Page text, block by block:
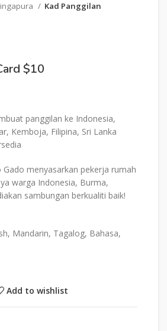
Kad Panggilan
$10
panggilan ke Indonesia,
Kemboja, Filipina, Sri Lanka
Gado menyasarkan pekerja rumah
warga Indonesia, Burma,
sambungan berkualiti baik!
Mandarin, Tagalog, Bahasa,
Add to wishlist